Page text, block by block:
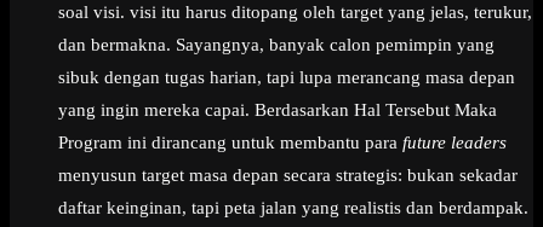
soal visi. visi itu harus ditopang oleh target yang jelas, terukur,
dan bermakna. Sayangnya, banyak calon pemimpin yang
sibuk dengan tugas harian, tapi lupa merancang masa depan
yang ingin mereka capai. Berdasarkan Hal Tersebut Maka
Program ini dirancang untuk membantu para future leaders
menyusun target masa depan secara strategis: bukan sekadar
daftar keinginan, tapi peta jalan yang realistis dan berdampak.